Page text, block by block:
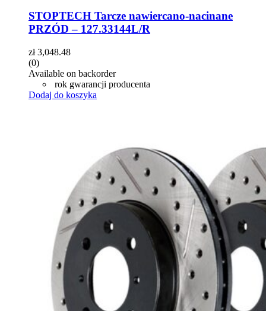
STOPTECH Tarcze nawiercano-nacinane
PRZÓD – 127.33144L/R
zł3,048.48
(0)
Available on backorder
rok gwarancji producenta
Dodaj do koszyka